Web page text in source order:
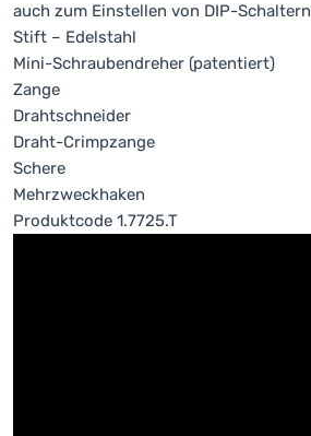
auch zum Einstellen von DIP-Schaltern
Stift – Edelstahl
Mini-Schraubendreher (patentiert)
Zange
Drahtschneider
Draht-Crimpzange
Schere
Mehrzweckhaken
Produktcode 1.7725.T